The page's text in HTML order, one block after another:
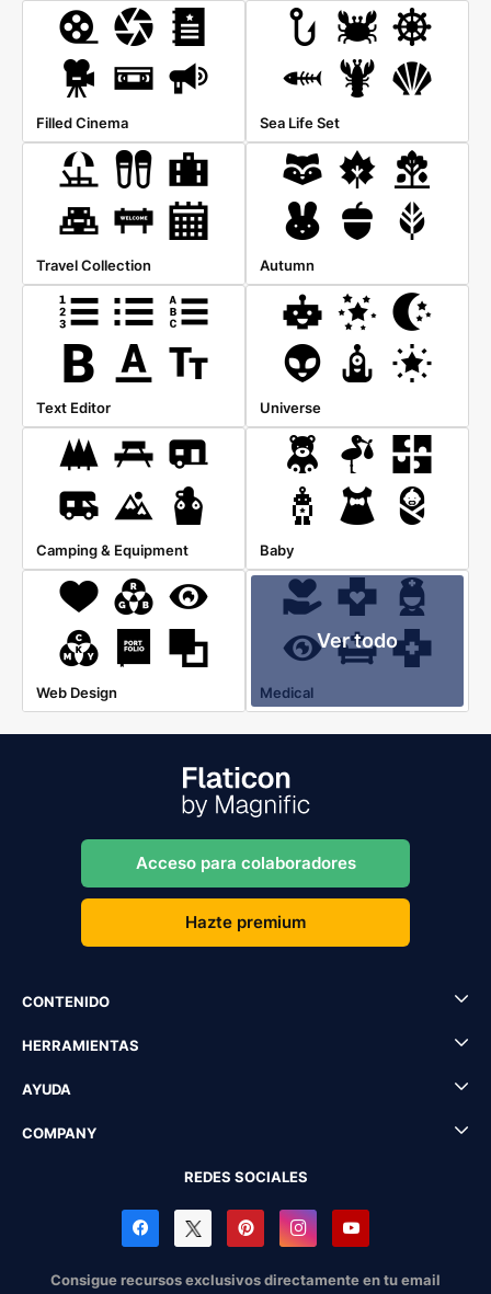
Filled Cinema Sea Life Set
Travel Collection Autumn
Text Editor Universe
Camping & Equipment Baby
Web Design
Ver todo
Medical
Acceso para colaboradores
Hazte premium
CONTENIDO
HERRAMIENTAS
AYUDA
COMPANY
REDES SOCIALES
Consigue recursos exclusivos directamente en tu email